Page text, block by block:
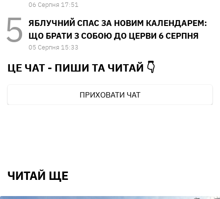
06 Серпня 17:51
ЯБЛУЧНИЙ СПАС ЗА НОВИМ КАЛЕНДАРЕМ:
ЩО БРАТИ З СОБОЮ ДО ЦЕРВИ 6 СЕРПНЯ
05 Серпня 15:33
ЦЕ ЧАТ - ПИШИ ТА ЧИТАЙ 👇
ПРИХОВАТИ ЧАТ
ЧИТАЙ ЩЕ